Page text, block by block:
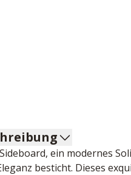
ein modernes
besticht. Dieses